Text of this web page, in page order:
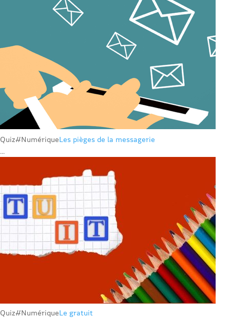
Quiz#NumériqueLes pièges de la messagerie
...
Quiz#NumériqueLe gratuit